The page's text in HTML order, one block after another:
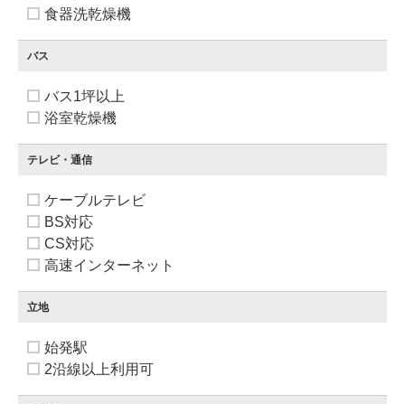
食器洗乾燥機
バス
バス1坪以上
浴室乾燥機
テレビ・通信
ケーブルテレビ
BS対応
CS対応
高速インターネット
立地
始発駅
2沿線以上利用可